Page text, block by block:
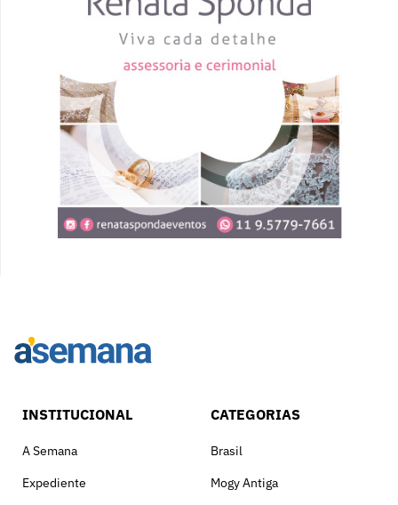
INSTITUCIONAL
A Semana
Expediente
CATEGORIAS
Brasil
Mogy Antiga